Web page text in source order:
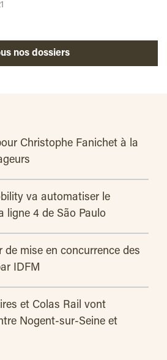
Tous nos dossiers
Christophe Fanichet à la
va automatiser le
ligne 4 de São Paulo
de mise en concurrence des
IDFM
et Colas Rail vont
Nogent-sur-Seine et